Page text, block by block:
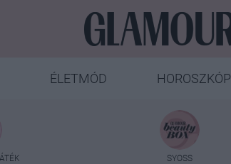
ÉLETMÓD HOROSZKÓP
SYOSS